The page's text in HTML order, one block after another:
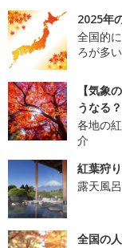
2025年
全国的
ろが多
【気象
うなる？
各地の
介
紅葉狩
露天風
全国の